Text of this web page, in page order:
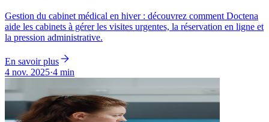
Gestion du cabinet médical en hiver : découvrez comment Doctena
aide les cabinets à gérer les visites urgentes, la réservation en ligne et
la pression administrative.
En savoir plus
4 nov. 2025·4 min